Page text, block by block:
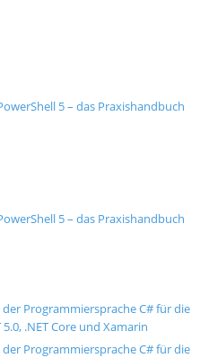
5 – das Praxishandbuch
5 – das Praxishandbuch
der Programmiersprache C# für die
.NET Core und Xamarin
der Programmiersprache C# für die